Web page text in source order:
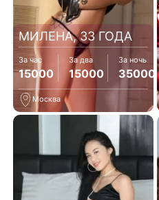
МИЛЕНА, 33 ГОДА
За час
15000
За два
15000
За ночь
35000
Москва